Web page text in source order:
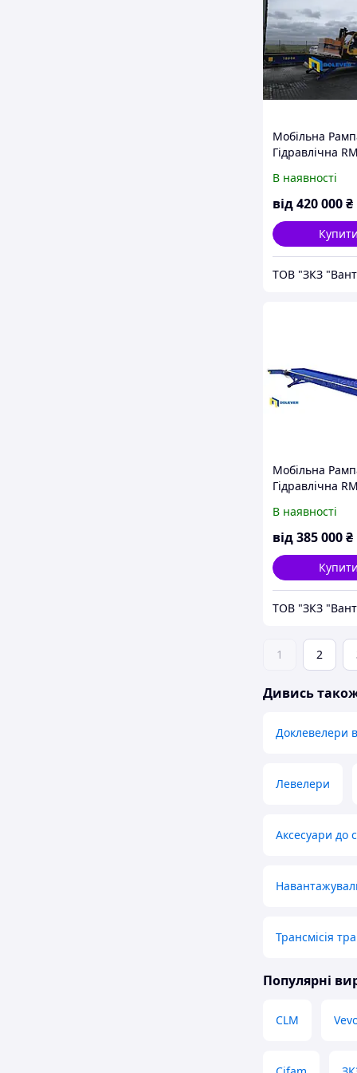
Мобільна
Гідравлічна
мм. 12 тон.
Гарантія від 24
В наявності
від420 000₴
Купити
Мобільна
Гідравлічна
мм. 10 тон.
Гарантія від 24
В наявності
від385 000₴
Купити
1 2
Дивись
Доклевелери
Левелери
Аксесуари до
Трансмісія
Популярні
CLM